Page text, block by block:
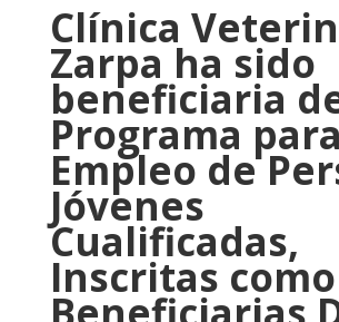
Clínica
Zarpa ha sido
beneficiaria
Programa
Empleo de
Jóvenes
Cualificadas,
Inscritas como